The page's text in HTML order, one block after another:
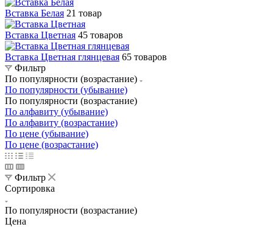
Вставка Белая 21 товар
Вставка Цветная 45 товаров
Вставка Цветная глянцевая 65 товаров
Фильтр
По популярности (возрастание)
По популярности (убывание)
По популярности (возрастание)
По алфавиту (убывание)
По алфавиту (возрастание)
По цене (убывание)
По цене (возрастание)
Фильтр
Сортировка
По популярности (возрастание)
Цена